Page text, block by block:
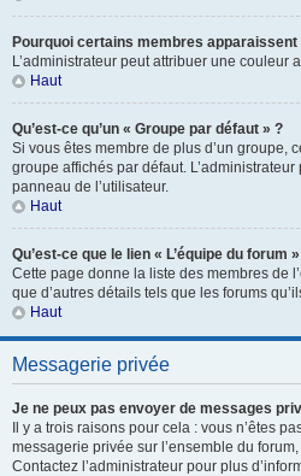
Pourquoi certains membres
L’administrateur peut attribuer une
Haut
Qu’est-ce qu’un « Groupe par défaut » ?
Si vous êtes membre de plus d’un groupe,
groupe affichés par défaut.
panneau de l’utilisateur.
Haut
Qu’est-ce que le lien « L’équipe du forum
Cette page donne la liste des membres de
que d’autres détails tels que les forums
Haut
Messagerie privée
Je ne peux pas envoyer de messages
Il y a trois raisons pour cela : vous n’êtes
messagerie privée sur l’ensemble du
Contactez l’administrateur pour plus